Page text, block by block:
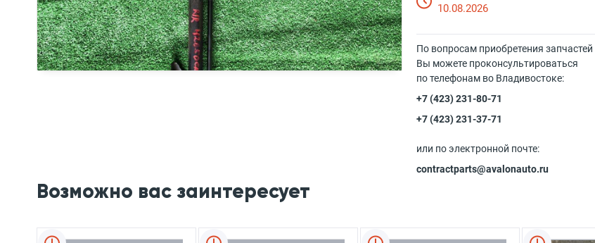
10.08.2026
По вопросам приобретения запчастей
Вы можете проконсультироваться
по телефонам во Владивостоке:
+7 (423) 231-80-71
+7 (423) 231-37-71
или по электронной почте:
contractparts@avalonauto.ru
Возможно вас заинтересует